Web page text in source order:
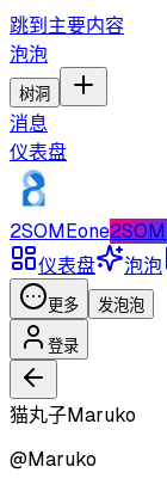
跳到主要内容
泡泡
树洞
消息
仪表盘
2SOMEone
仪表盘
泡泡
更多 发泡泡
登录
猫丸子Maruko
@Maruko